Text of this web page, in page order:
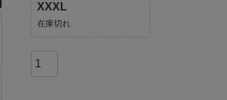
XXXL
在庫切れ